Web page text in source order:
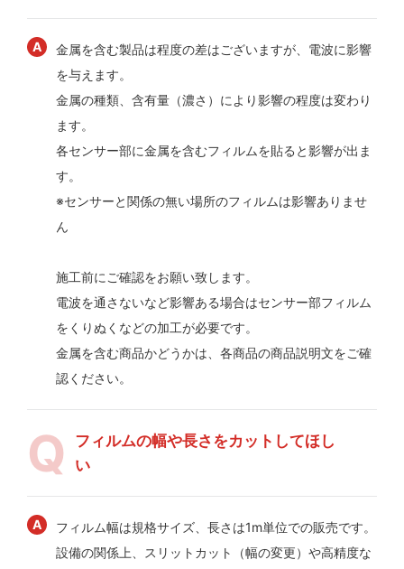
金属を含む製品は程度の差はございますが、電波に影響
を与えます。
金属の種類、含有量（濃さ）により影響の程度は変わり
ます。
各センサー部に金属を含むフィルムを貼ると影響が出ま
す。
※センサーと関係の無い場所のフィルムは影響ありませ
ん
施工前にご確認をお願い致します。
電波を通さないなど影響ある場合はセンサー部フィルム
をくりぬくなどの加工が必要です。
金属を含む商品かどうかは、各商品の商品説明文をご確
認ください。
フィルムの幅や長さをカットしてほし
い
フィルム幅は規格サイズ、長さは1m単位での販売です。
設備の関係上、スリットカット（幅の変更）や高精度な